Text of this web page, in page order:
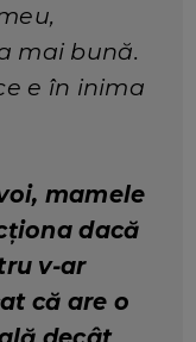
mai bună.
e în inima
mamele
dacă
v-ar
că are o